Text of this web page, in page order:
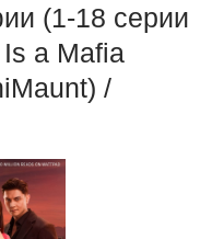
(1-18 серии
a Mafia
/